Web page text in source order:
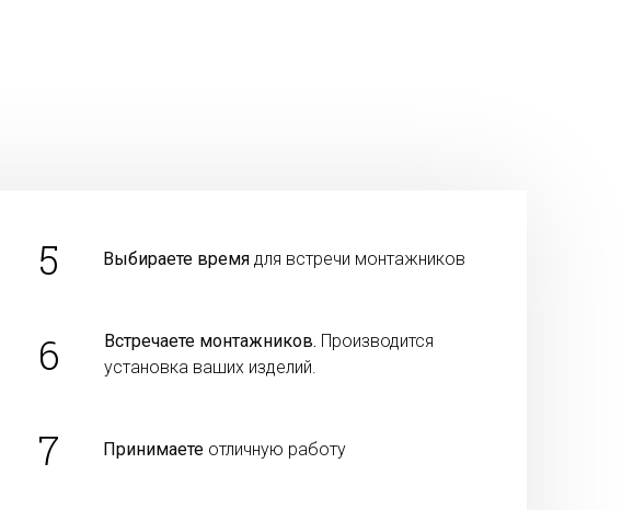
5 Выбираете времядля встречи монтажников
6 Встречаете монтажников. Производится
установка ваших изделий.
7 Принимаетеотличную работу